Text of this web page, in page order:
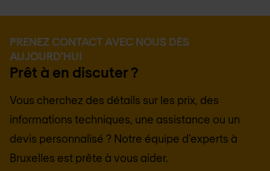
PRENEZ CONTACT AVEC NOUS DÈS
AUJOURD'HUI
Prêt à en discuter ?
Vous cherchez des détails sur les prix, des
informations techniques, une assistance ou un
devis personnalisé ? Notre équipe d'experts à
Bruxelles est prête à vous aider.